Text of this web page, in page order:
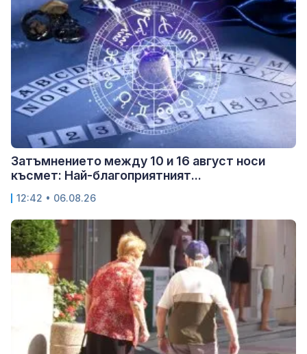
Затъмнението между 10 и 16 август носи
късмет: Най-благоприятният...
12:42 • 06.08.26